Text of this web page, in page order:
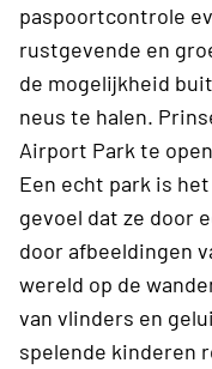
paspoortcontrole
rustgevende en
de mogelijkheid
neus te halen.
Airport Park te
Een echt park is
gevoel dat ze door
door afbeeldingen
wereld op de
van vlinders en
spelende kinderen